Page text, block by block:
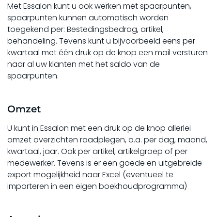
Met Essalon kunt u ook werken met spaarpunten,
spaarpunten kunnen automatisch worden
toegekend per: Bestedingsbedrag, artikel,
behandeling. Tevens kunt u bijvoorbeeld eens per
kwartaal met één druk op de knop een mail versturen
naar al uw klanten met het saldo van de
spaarpunten.
Omzet
U kunt in Essalon met een druk op de knop allerlei
omzet overzichten raadplegen, o.a. per dag, maand,
kwartaal, jaar. Ook per artikel, artikelgroep of per
medewerker. Tevens is er een goede en uitgebreide
export mogelijkheid naar Excel (eventueel te
importeren in een eigen boekhoudprogramma)